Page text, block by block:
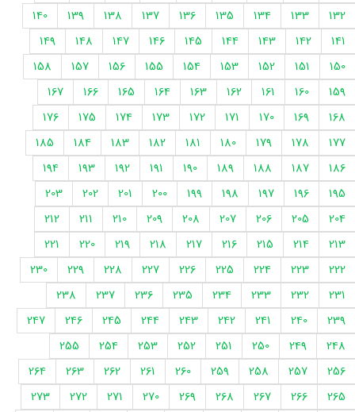
132
133
134
135
136
137
138
139
140
141
142
143
144
145
146
147
148
149
150
151
152
153
154
155
156
157
158
159
160
161
162
163
164
165
166
167
168
169
170
171
172
173
174
175
176
177
178
179
180
181
182
183
184
185
186
187
188
189
190
191
192
193
194
195
196
197
198
199
200
201
202
203
204
205
206
207
208
209
210
211
212
213
214
215
216
217
218
219
220
221
222
223
224
225
226
227
228
229
230
231
232
233
234
235
236
237
238
239
240
241
242
243
244
245
246
247
248
249
250
251
252
253
254
255
256
257
258
259
260
261
262
263
264
265
266
267
268
269
270
271
272
273